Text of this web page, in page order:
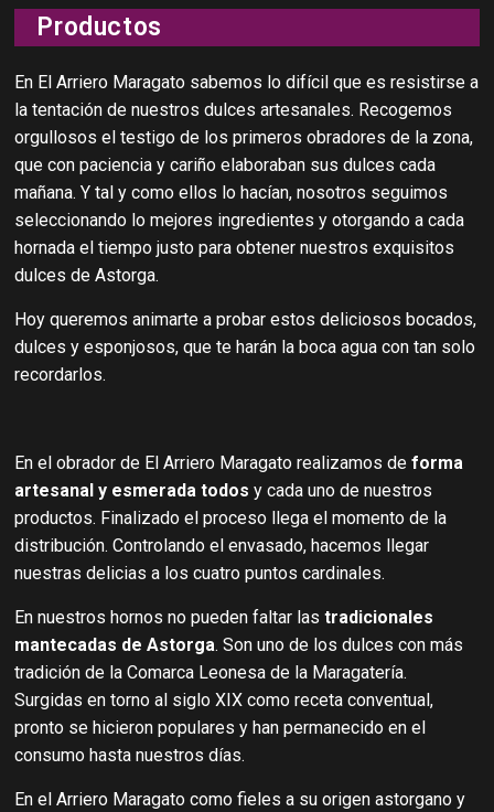
Productos
En El Arriero Maragato sabemos lo difícil que es resistirse a
la tentación de nuestros dulces artesanales. Recogemos
orgullosos el testigo de los primeros obradores de la zona,
que con paciencia y cariño elaboraban sus dulces cada
mañana. Y tal y como ellos lo hacían, nosotros seguimos
seleccionando lo mejores ingredientes y otorgando a cada
hornada el tiempo justo para obtener nuestros exquisitos
dulces de Astorga.
Hoy queremos animarte a probar estos deliciosos bocados,
dulces y esponjosos, que te harán la boca agua con tan solo
recordarlos.
En el obrador de El Arriero Maragato realizamos deforma
artesanal y esmerada todos y cada uno de nuestros
productos. Finalizado el proceso llega el momento de la
distribución. Controlando el envasado, hacemos llegar
nuestras delicias a los cuatro puntos cardinales.
En nuestros hornos no pueden faltar lastradicionales
mantecadas de Astorga. Son uno de los dulces con más
tradición de la Comarca Leonesa de la Maragatería.
Surgidas en torno al siglo XIX como receta conventual,
pronto se hicieron populares y han permanecido en el
consumo hasta nuestros días.
En el Arriero Maragato como fieles a su origen astorgano y